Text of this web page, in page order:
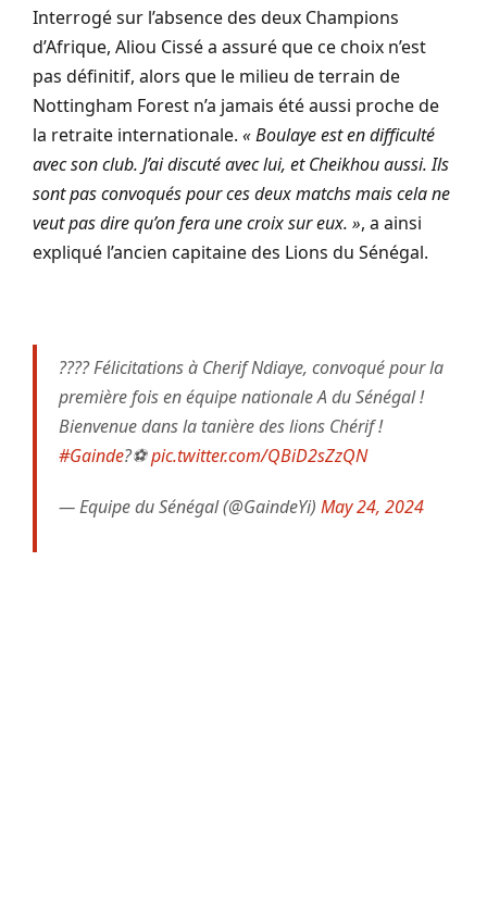
Interrogé sur l’absence des deux Champions
d’Afrique, Aliou Cissé a assuré que ce choix n’est
pas définitif, alors que le milieu de terrain de
Nottingham Forest n’a jamais été aussi proche de
la retraite internationale. « Boulaye est en difficulté
avec son club. J’ai discuté avec lui, et Cheikhou aussi. Ils
sont pas convoqués pour ces deux matchs mais cela ne
veut pas dire qu’on fera une croix sur eux. », a ainsi
expliqué l’ancien capitaine des Lions du Sénégal.
???? Félicitations à Cherif Ndiaye, convoqué pour la
première fois en équipe nationale A du Sénégal !
Bienvenue dans la tanière des lions Chérif !
#Gainde?⚽️pic.twitter.com/QBiD2sZzQN
— Equipe du Sénégal (@GaindeYi) May 24, 2024